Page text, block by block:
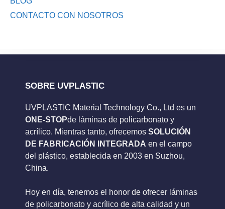
CONTACTO CON NOSOTROS
SOBRE UVPLASTIC
UVPLASTIC Material Technology Co., Ltd es un
ONE-STOPde láminas de policarbonato y
acrílico. Mientras tanto, ofrecemos SOLUCIÓN
DE FABRICACIÓN INTEGRADA en el campo
del plástico, establecida en 2003 en Suzhou,
China.
Hoy en día, tenemos el honor de ofrecer láminas
de policarbonato y acrílico de alta calidad y un